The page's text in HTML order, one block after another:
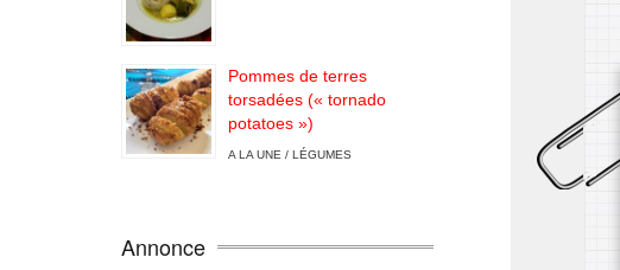
Pommes de terres
torsadées (« tornado
potatoes »)
A LA UNE / LÉGUMES
Annonce